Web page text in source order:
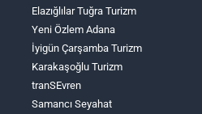
Elazığlılar Tuğra Turizm
Yeni Özlem Adana
İyigün Çarşamba Turizm
Karakaşoğlu Turizm
tranSEvren
Samancı Seyahat